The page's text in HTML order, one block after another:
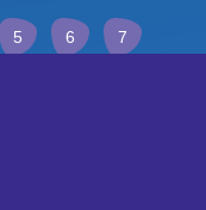
5 6 7